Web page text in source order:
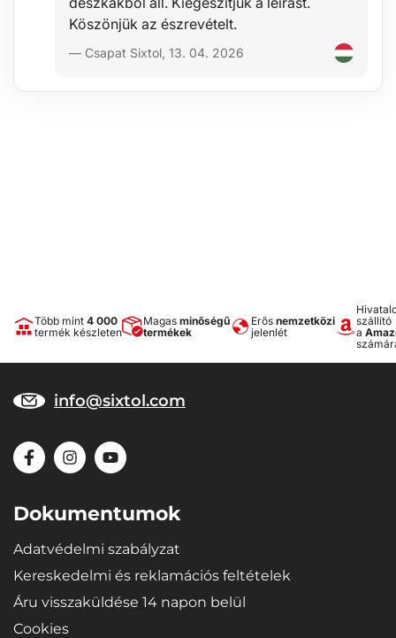
Karbantartás
alakítva általános tisztítószerekkel (pl. langyos vízzel és nem
Köszönjük az észrevételt.
— Csapat Sixtol, 13. 04. 2026
Több mint 4 000
termék készleten
Magas minőségű
termékek
Erős nemzetközi
jelenlét
szállító
a
info@sixtol.com
Dokumentumok
Adatvédelmi szabályzat
Kereskedelmi és reklamációs feltételek
Áru visszaküldése 14 napon belül
Cookies